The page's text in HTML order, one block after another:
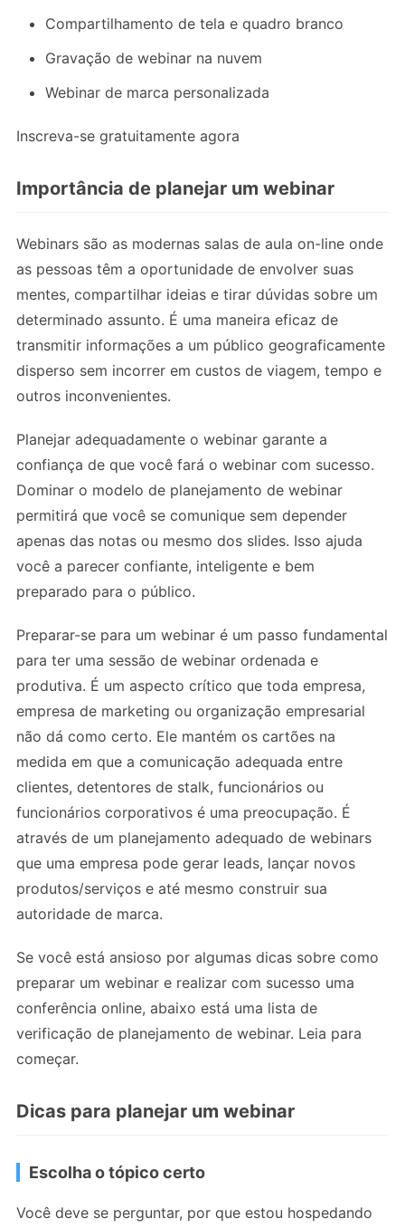
Compartilhamento de tela e quadro branco
Gravação de webinar na nuvem
Webinar de marca personalizada
Inscreva-se gratuitamente agora
Importância de planejar um webinar
Webinars são as modernas salas de aula on-line onde
as pessoas têm a oportunidade de envolver suas
mentes, compartilhar ideias e tirar dúvidas sobre um
determinado assunto. É uma maneira eficaz de
transmitir informações a um público geograficamente
disperso sem incorrer em custos de viagem, tempo e
outros inconvenientes.
Planejar adequadamente o webinar garante a
confiança de que você fará o webinar com sucesso.
Dominar o modelo de planejamento de webinar
permitirá que você se comunique sem depender
apenas das notas ou mesmo dos slides. Isso ajuda
você a parecer confiante, inteligente e bem
preparado para o público.
Preparar-se para um webinar é um passo fundamental
para ter uma sessão de webinar ordenada e
produtiva. É um aspecto crítico que toda empresa,
empresa de marketing ou organização empresarial
não dá como certo. Ele mantém os cartões na
medida em que a comunicação adequada entre
clientes, detentores de stalk, funcionários ou
funcionários corporativos é uma preocupação. É
através de um planejamento adequado de webinars
que uma empresa pode gerar leads, lançar novos
produtos/serviços e até mesmo construir sua
autoridade de marca.
Se você está ansioso por algumas dicas sobre como
preparar um webinar e realizar com sucesso uma
conferência online, abaixo está uma lista de
verificação de planejamento de webinar. Leia para
começar.
Dicas para planejar um webinar
Escolha o tópico certo
Você deve se perguntar, por que estou hospedando